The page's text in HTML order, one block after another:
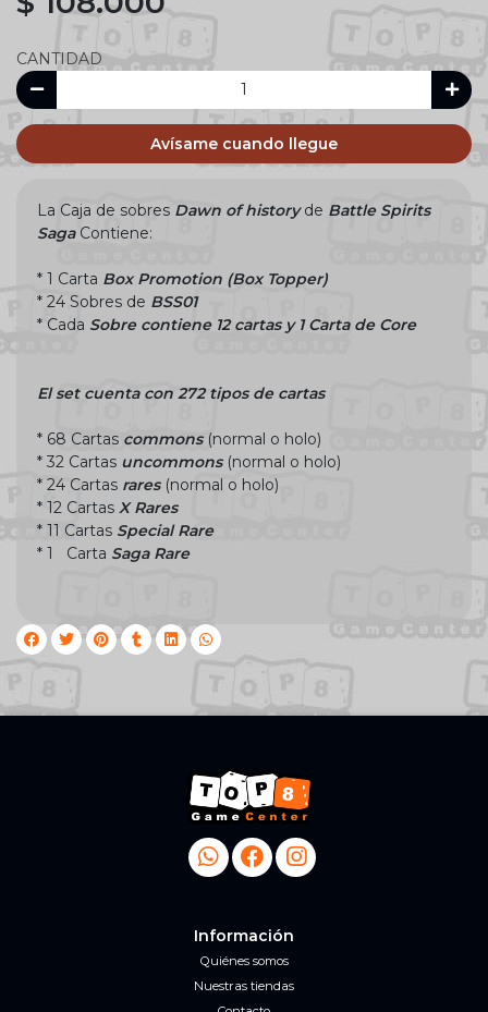
CANTIDAD
Avísame cuando llegue
La Caja de sobres Dawn of historyde Battle Spirits
SagaContiene:
* 1 Carta Box Promotion (Box Topper)
* 24 Sobres de BSS01
* Cada Sobrecontiene 12 cartas y 1 Carta de Core
El set cuenta con 272 tipos de cartas
* 68 Cartas commons(normal o holo)
* 32 Cartas uncommons(normal o holo)
* 24 Cartas rares(normal o holo)
* 12 Cartas X Rares
* 11 Cartas Special Rare
* 1 Carta Saga Rare
Información
Quiénes somos
Nuestras tiendas